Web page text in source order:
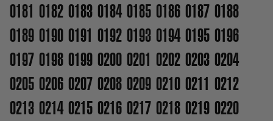
0181 0182 0183 0184 0185 0186 0187 0188
0189 0190 0191 0192 0193 0194 0195 0196
0197 0198 0199 0200 0201 0202 0203 0204
0205 0206 0207 0208 0209 0210 0211 0212
0213 0214 0215 0216 0217 0218 0219 0220